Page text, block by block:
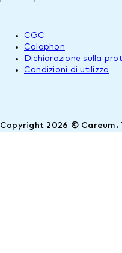
Copyright 2026 ©
CGC
Colophon
Dichiarazione sulla
Condizioni di utilizzo